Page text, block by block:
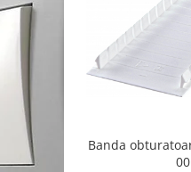
Banda